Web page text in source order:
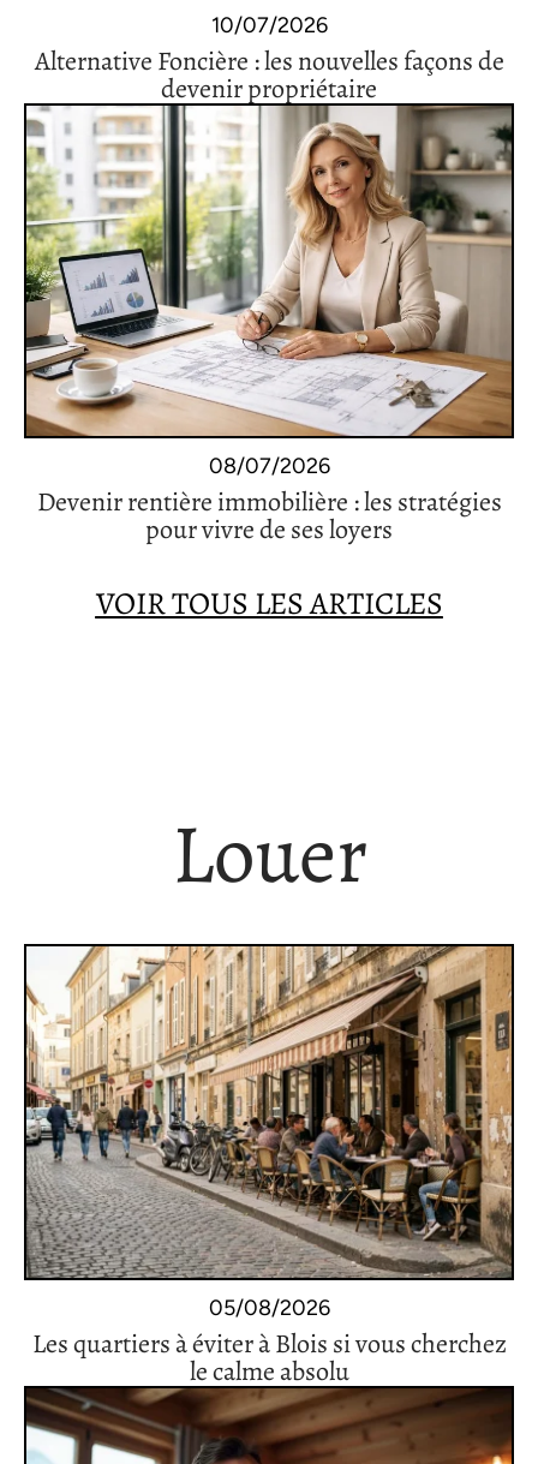
10/07/2026
Alternative Foncière : les nouvelles façons de
devenir propriétaire
08/07/2026
Devenir rentière immobilière : les stratégies
pour vivre de ses loyers
VOIR TOUS LES ARTICLES
Louer
05/08/2026
Les quartiers à éviter à Blois si vous cherchez
le calme absolu